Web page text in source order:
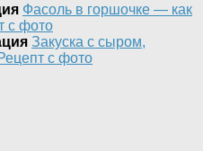
Фасоль в горшочке — как
с фото
Закуска с сыром,
с фото